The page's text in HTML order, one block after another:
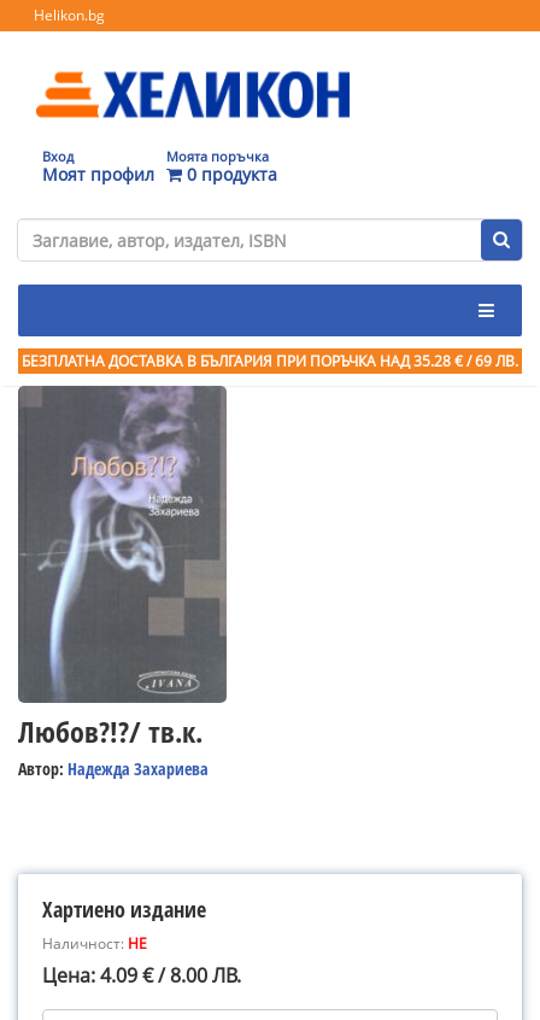
Helikon.bg
Вход
Моят профил
Моята поръчка
0 продукта
БЕЗПЛАТНА ДОСТАВКА В БЪЛГАРИЯ ПРИ ПОРЪЧКА НАД 35.28 € / 69 ЛВ.
Любов?!?/ тв.к.
Автор: Надежда Захариева
Хартиено издание
Наличност: НЕ
Цена: 4.09 € / 8.00 ЛВ.